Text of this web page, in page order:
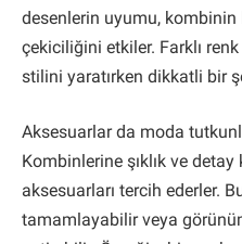
desenlerin uyumu,
çekiciliğini etkiler. Farklı
stilini yaratırken dikkatli bir
Aksesuarlar da moda
Kombinlerine şıklık ve
aksesuarları tercih ederler.
tamamlayabilir veya